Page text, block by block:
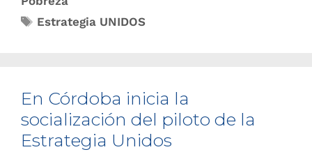
Estrategia UNIDOS
En Córdoba inicia la
socialización del piloto de la
Estrategia Unidos​